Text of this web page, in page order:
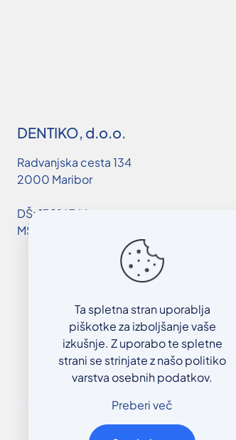
DENTIKO, d.o.o.
Radvanjska cesta 134
2000 Maribor
DŠ: 17016746
MŠ: 3663019000
Ta spletna stran uporablja
piškotke za izboljšanje vaše
izkušnje. Z uporabo te spletne
strani se strinjate z našo politiko
varstva osebnih podatkov.
Preberi več